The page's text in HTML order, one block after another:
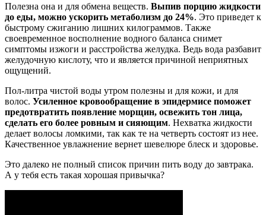
Полезна она и для обмена веществ. Выпив порцию жидкости
до еды, можно ускорить метаболизм до 24%. Это приведет к
быстрому сжиганию лишних килограммов. Также
своевременное восполнение водного баланса снимет
симптомы изжоги и расстройства желудка. Ведь вода разбавит
желудочную кислоту, что и является причиной неприятных
ощущений.
Пол-литра чистой воды утром полезны и для кожи, и для
волос. Усиленное кровообращение в эпидермисе поможет
предотвратить появление морщин, освежить тон лица,
сделать его более ровным и сияющим. Нехватка жидкости
делает волосы ломкими, так как те на четверть состоят из нее.
Качественное увлажнение вернет шевелюре блеск и здоровье.
Это далеко не полный список причин пить воду до завтрака.
А у тебя есть такая хорошая привычка?